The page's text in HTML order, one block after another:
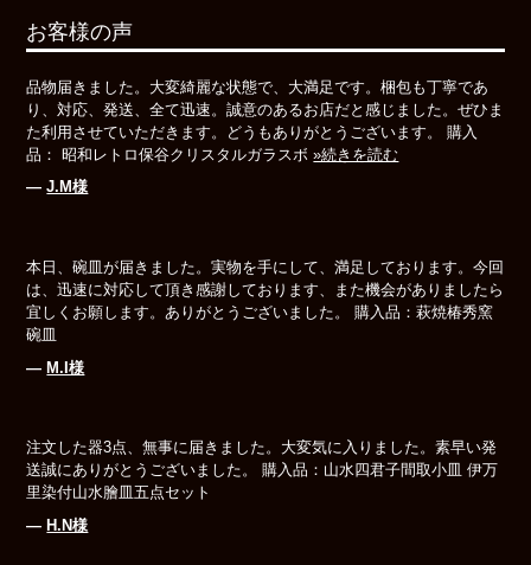
お客様の声
品物届きました。大変綺麗な状態で、大満足です。梱包も丁寧であ
り、対応、発送、全て迅速。誠意のあるお店だと感じました。ぜひま
た利用させていただきます。どうもありがとうございます。 購入
品： 昭和レトロ保谷クリスタルガラスボ»続きを読む
―J.M様
本日、碗皿が届きました。実物を手にして、満足しております。今回
は、迅速に対応して頂き感謝しております、また機会がありましたら
宜しくお願します。ありがとうございました。 購入品：萩焼椿秀窯
碗皿
―M.I様
注文した器3点、無事に届きました。大変気に入りました。素早い発
送誠にありがとうございました。 購入品：山水四君子間取小皿 伊万
里染付山水膾皿五点セット
― H.N様